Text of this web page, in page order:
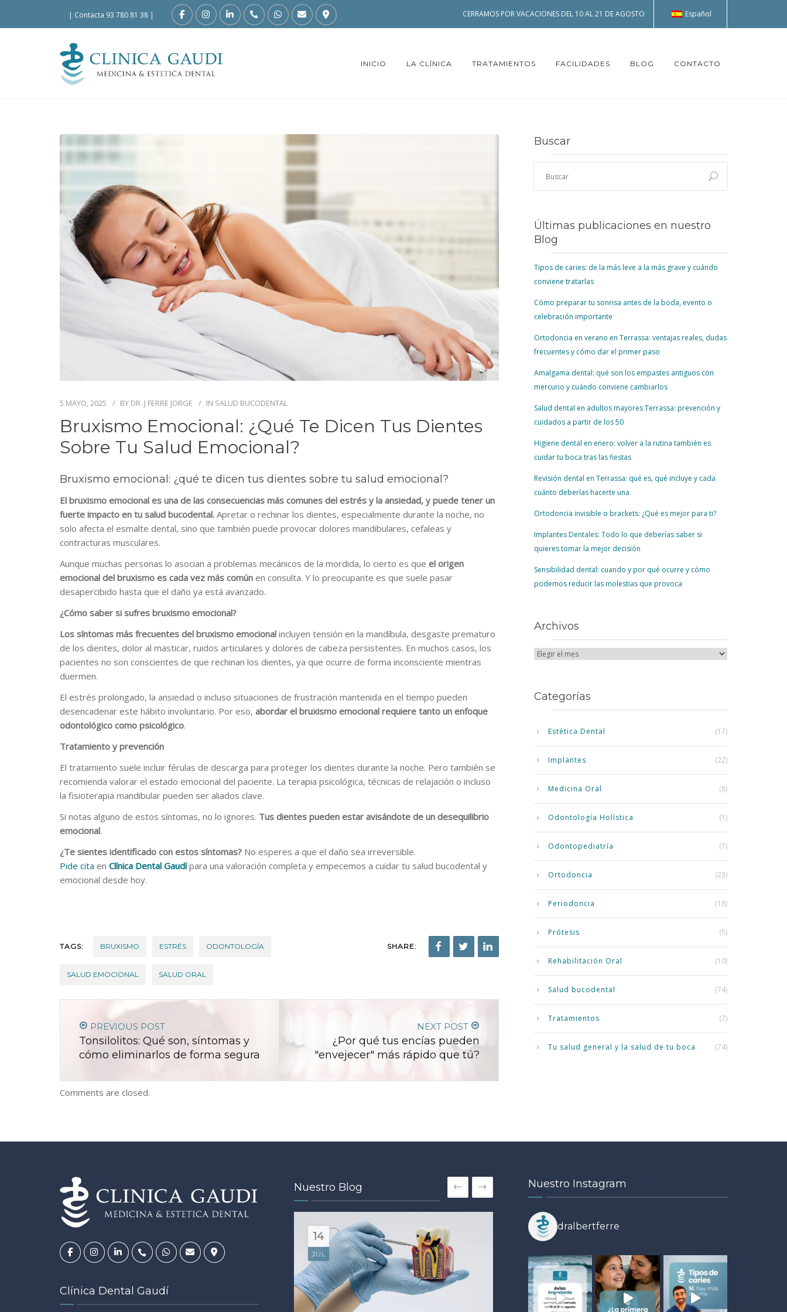
| Contacta 93 780 81 38 | CERRAMOS POR VACACIONES DEL 10 AL 21 DE AGOSTO Español
INICIO LA CLÍNICA TRATAMIENTOS FACILIDADES BLOG CONTACTO
5 MAYO, 2025 BY DR. J FERRE JORGE IN SALUD BUCODENTAL
Bruxismo Emocional: ¿qué Te Dicen Tus Dientes
Sobre Tu Salud Emocional?
Bruxismo emocional: ¿qué te dicen tus dientes sobre tu salud emocional?
El bruxismo emocional es una de las consecuencias más comunes del estrés y la ansiedad, y puede tener un
fuerte impacto en tu salud bucodental. Apretar o rechinar los dientes, especialmente durante la noche, no
solo afecta el esmalte dental, sino que también puede provocar dolores mandibulares, cefaleas y
contracturas musculares.
Aunque muchas personas lo asocian a problemas mecánicos de la mordida, lo cierto es que el origen
emocional del bruxismo es cada vez más común en consulta. Y lo preocupante es que suele pasar
desapercibido hasta que el daño ya está avanzado.
¿Cómo saber si sufres bruxismo emocional?
Los síntomas más frecuentes del bruxismo emocional incluyen tensión en la mandíbula, desgaste prematuro
de los dientes, dolor al masticar, ruidos articulares y dolores de cabeza persistentes. En muchos casos, los
pacientes no son conscientes de que rechinan los dientes, ya que ocurre de forma inconsciente mientras
duermen.
El estrés prolongado, la ansiedad o incluso situaciones de frustración mantenida en el tiempo pueden
desencadenar este hábito involuntario. Por eso, abordar el bruxismo emocional requiere tanto un enfoque
odontológico como psicológico.
Tratamiento y prevención
El tratamiento suele incluir férulas de descarga para proteger los dientes durante la noche. Pero también se
recomienda valorar el estado emocional del paciente. La terapia psicológica, técnicas de relajación o incluso
la fisioterapia mandibular pueden ser aliados clave.
Si notas alguno de estos síntomas, no lo ignores. Tus dientes pueden estar avisándote de un desequilibrio
emocional.
¿Te sientes identificado con estos síntomas? No esperes a que el daño sea irreversible.
Pide cita en Clínica Dental Gaudípara una valoración completa y empecemos a cuidar tu salud bucodental y
emocional desde hoy.
TAGS: BRUXISMO ESTRÉS ODONTOLOGÍA
SALUD EMOCIONAL SALUD ORAL
SHARE:
PREVIOUS POST
Tonsilolitos: Qué son, síntomas y
cómo eliminarlos de forma segura
NEXT POST
¿Por qué tus encías pueden
"envejecer" más rápido que tú?
Comments are closed.
Buscar
Últimas publicaciones en nuestro
Blog
Tipos de caries: de la más leve a la más grave y cuándo
conviene tratarlas
Cómo preparar tu sonrisa antes de la boda, evento o
celebración importante
Ortodoncia en verano en Terrassa: ventajas reales, dudas
frecuentes y cómo dar el primer paso
Amalgama dental: qué son los empastes antiguos con
mercurio y cuándo conviene cambiarlos
Salud dental en adultos mayores Terrassa: prevención y
cuidados a partir de los 50
Higiene dental en enero: volver a la rutina también es
cuidar tu boca tras las fiestas
Revisión dental en Terrassa: qué es, qué incluye y cada
cuánto deberías hacerte una
Ortodoncia invisible o brackets: ¿Qué es mejor para ti?
Implantes Dentales: Todo lo que deberías saber si
quieres tomar la mejor decisión
Sensibilidad dental: cuando y por qué ocurre y cómo
podemos reducir las molestias que provoca
Archivos
Categorías
Estética Dental (17)
Implantes (22)
Medicina Oral (8)
Odontología Holística (1)
Odontopediatría (7)
Ortodoncia (23)
Periodoncia (18)
Prótesis (5)
Rehabilitación Oral (10)
Salud bucodental (74)
Tratamientos (7)
Tu salud general y la salud de tu boca (74)
Clínica Dental Gaudí
Nuestro Blog
14
JUL
18
JUN
19
MAY
Nuestro Instagram
dralbertferre